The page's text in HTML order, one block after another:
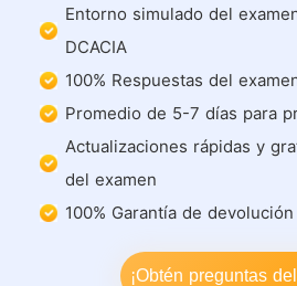
Entorno simulado del
DCACIA
100% Respuestas del
Promedio de 5-7 días para
Actualizaciones rápidas y
del examen
100% Garantía de
¡Obtén preguntas